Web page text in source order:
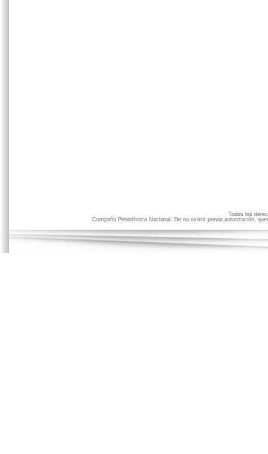
Todos los
Compaña Periodística Nacional. De no existir previa autorización,